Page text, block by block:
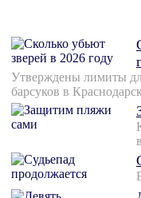
Утверждены лимиты
барсуков в